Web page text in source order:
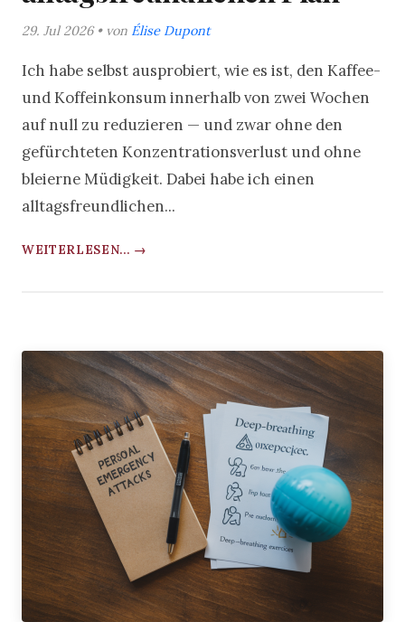
29. Jul 2026 • von Élise Dupont
Ich habe selbst ausprobiert, wie es ist, den Kaffee-
und Koffeinkonsum innerhalb von zwei Wochen
auf null zu reduzieren — und zwar ohne den
gefürchteten Konzentrationsverlust und ohne
bleierne Müdigkeit. Dabei habe ich einen
alltagsfreundlichen...
WEITERLESEN... →